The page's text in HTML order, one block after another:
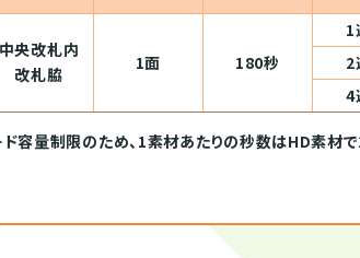
中央改札内
改札脇
1面 180秒
1
2
4
容量制限のため、1素材あたりの秒数はHD素材